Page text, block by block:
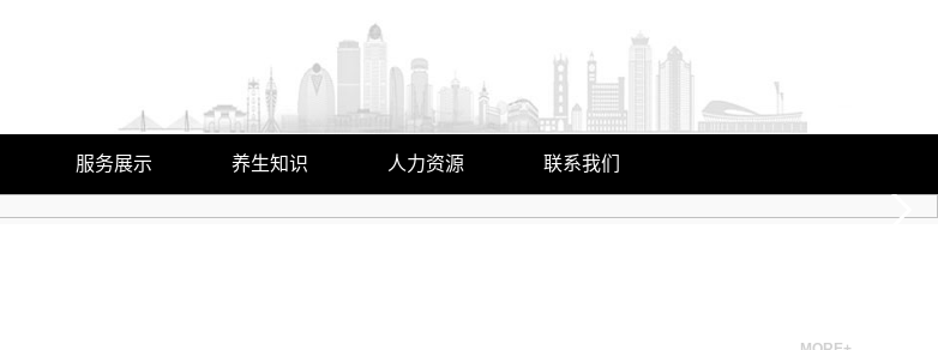
服务展示 养生知识
养生动态
人力资源
人才理念
联系我们
联系方式